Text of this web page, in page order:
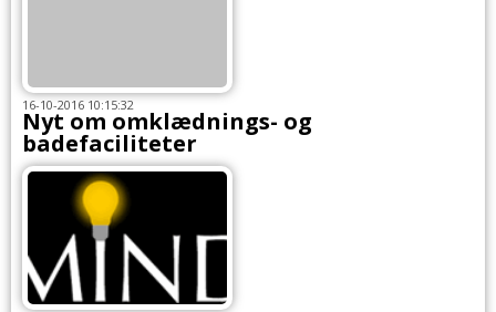
16-10-2016 10:15:32
Nyt om omklædnings- og
badefaciliteter